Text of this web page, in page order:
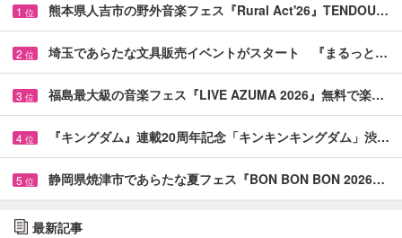
1 位 熊本県人吉市の野外音楽フェス『Rural Act'26』TENDOU…
2 位 埼玉であらたな文具販売イベントがスタート 『まるっと…
3 位 福島最大級の音楽フェス『LIVE AZUMA 2026』無料で楽…
4 位 『キングダム』連載20周年記念「キンキンキングダム」渋…
5 位 静岡県焼津市であらたな夏フェス『BON BON BON 2026…
最新記事